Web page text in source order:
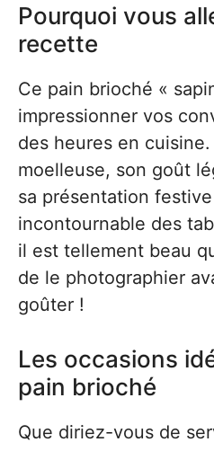
Pourquoi vous
recette
Ce pain brioché «
impressionner vos
des heures en
moelleuse, son goût
sa présentation
incontournable des
il est tellement beau
de le photographier
goûter !
Les occasions
pain brioché
Que diriez-vous de